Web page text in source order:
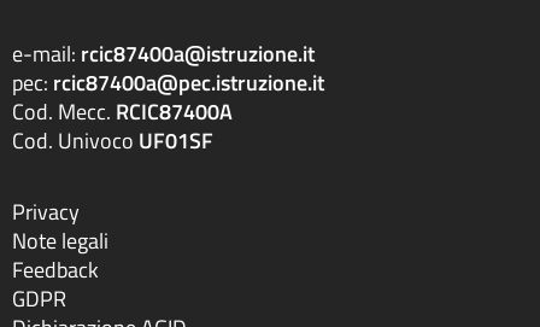
e-mail: rcic87400a@istruzione.it
pec: rcic87400a@pec.istruzione.it
Cod. Mecc. RCIC87400A
Cod. Univoco UF01SF
Privacy
Note legali
Feedback
GDPR